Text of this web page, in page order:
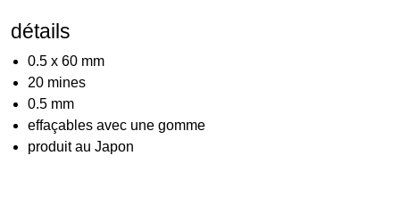
détails
0.5 x 60 mm
20 mines
0.5 mm
effaçables avec une gomme
produit au Japon